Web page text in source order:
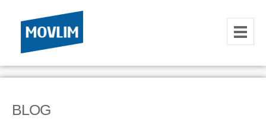
INICIO
HOSTING
BLOG